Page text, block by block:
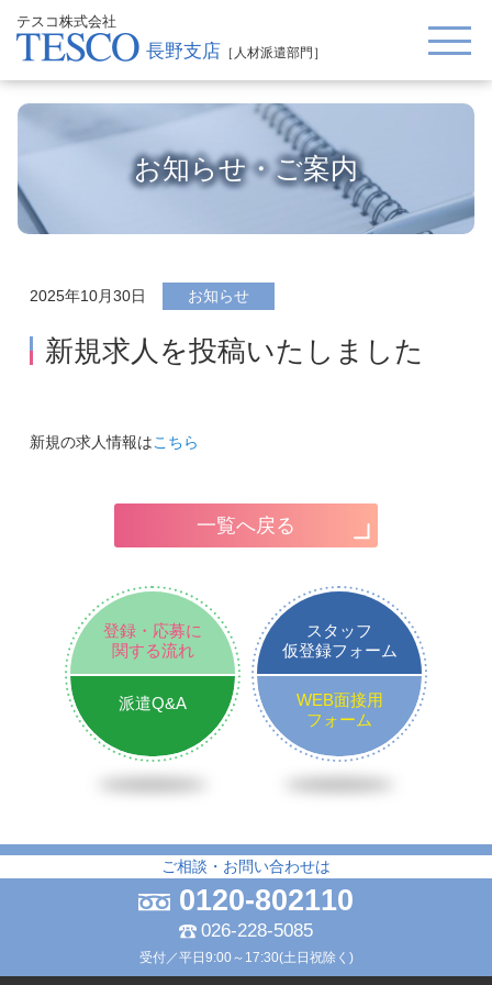
テスコ株式会社
長野支店 ［人材派遣部門］
お知らせ・ご案内
2025年10月30日 お知らせ
新規求人を投稿いたしました
新規の求人情報はこちら
一覧へ戻る
登録・応募に
関する流れ
派遣Q&A
スタッフ
仮登録フォーム
WEB面接用
フォーム
ご相談・お問い合わせは
0120-802110
026-228-5085
受付／平日9:00～17:30(土日祝除く)